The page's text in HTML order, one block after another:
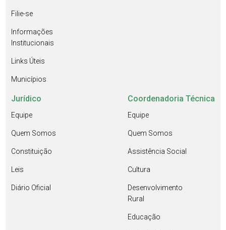
Filie-se
Informações
Institucionais
Links Úteis
Municípios
Jurídico
Equipe
Quem Somos
Constituição
Leis
Diário Oficial
Coordenadoria Técnica
Equipe
Quem Somos
Assistência Social
Cultura
Desenvolvimento
Rural
Educação